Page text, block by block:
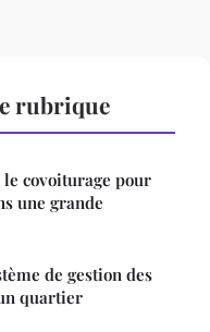
rubrique
covoiturage pour
une grande
de gestion des
quartier